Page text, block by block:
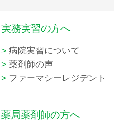
実務実習の方へ
病院実習について
薬剤師の声
ファーマシーレジデント
薬局薬剤師の方へ